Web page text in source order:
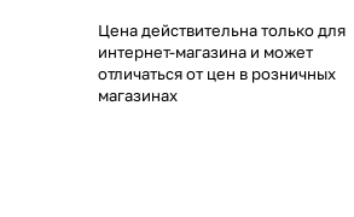
Цена действительна только для
интернет-магазина и может
отличаться от цен в розничных
магазинах